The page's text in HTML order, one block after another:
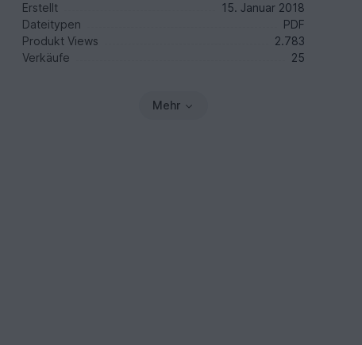
Erstellt
15. Januar 2018
Dateitypen
PDF
Produkt Views
2.783
Verkäufe
25
Mehr